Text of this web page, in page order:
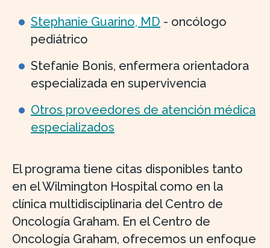
Stephanie Guarino, MD - oncólogo
pediátrico
Stefanie Bonis, enfermera orientadora
especializada en supervivencia
Otros proveedores de atención médica
especializados
El programa tiene citas disponibles tanto
en el Wilmington Hospital como en la
clínica multidisciplinaria del Centro de
Oncología Graham. En el Centro de
Oncología Graham, ofrecemos un enfoque